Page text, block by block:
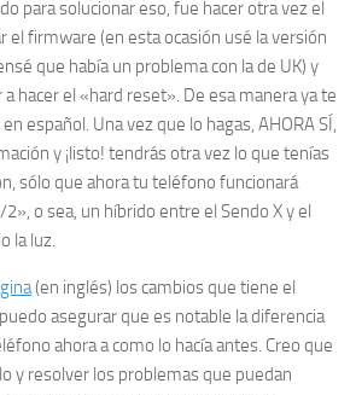
para solucionar eso, fue hacer otra vez el
el firmware (en esta ocasión usé la versión
que había un problema con la de UK) y
hacer el «hard reset». De esa manera ya te
español. Una vez que lo hagas, AHORA SÍ,
y ¡listo! tendrás otra vez lo que tenías
sólo que ahora tu teléfono funcionará
o sea, un híbrido entre el Sendo X y el
la luz.
(en inglés) los cambios que tiene el
asegurar que es notable la diferencia
ahora a como lo hacía antes. Creo que
y resolver los problemas que puedan